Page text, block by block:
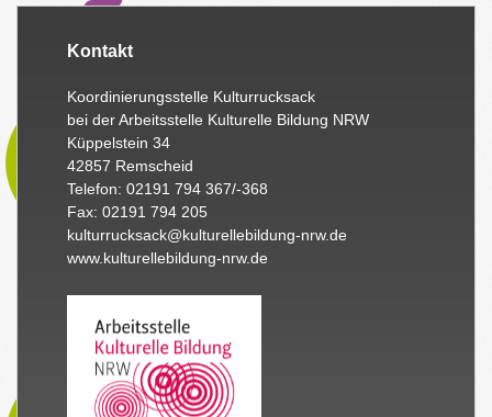
Kontakt
Koordinierungsstelle Kulturrucksack
bei der Arbeitsstelle Kulturelle Bildung NRW
Küppelstein 34
42857 Remscheid
Telefon: 02191 794 367/-368
Fax: 02191 794 205
kulturrucksack@kulturellebildung-nrw.de
www.kulturellebildung-nrw.de